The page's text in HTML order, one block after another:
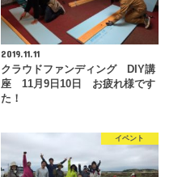
2019.11.11
クラウドファンディング DIY講
座 11月9日10日 お疲れ様です
た！
イベント